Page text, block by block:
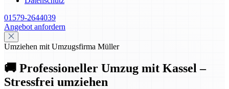
01579-2644039
Angebot anfordern
Umziehen mit Umzugsfirma Müller
🚚 Professioneller Umzug mit Kassel –
Stressfrei umziehen